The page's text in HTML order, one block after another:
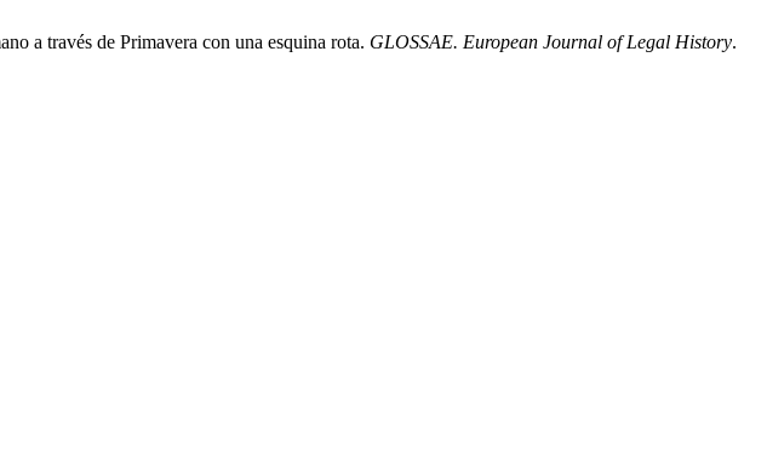
a través de Primavera con una esquina rota. GLOSSAE. European Journal of Legal History.